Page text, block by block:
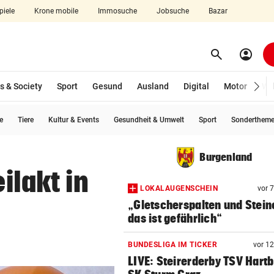
Krone mobile Immosuche Jobsuche Bazar
aufklappen search Suchen
account_circle
& Society Sport Gesund Ausland Digital Motor
Tiere Kultur & Events Gesundheit & Umwelt Sport
in
Burgenland
LOKALAUGENSCHEIN vor
„Gletscherspalten und
das ist gefährlich“
BUNDESLIGA IM TICKER vor
LIVE: Steirerderby TSV